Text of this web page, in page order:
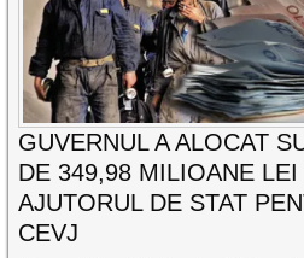
GUVERNUL A ALOCAT
DE 349,98 MILIOANE LEI
AJUTORUL DE STAT
CEVJ